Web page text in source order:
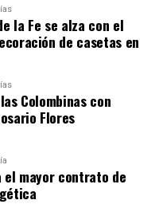
COLOMBINAS
la Fe se alza con el
de casetas en
Colombinas con
Flores
el mayor contrato de